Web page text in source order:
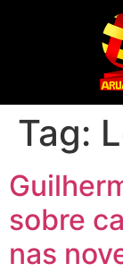
Tag:
sobre
nas